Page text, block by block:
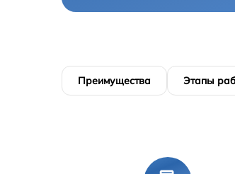
Преимущества Этапы